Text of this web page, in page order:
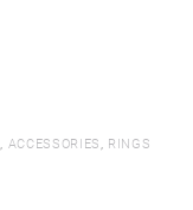
ACCESSORIES RINGS